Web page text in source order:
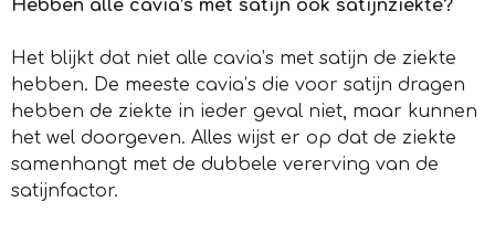
Hebben alle cavia’s met satijn ook satijnziekte?
Het blijkt dat niet alle cavia’s met satijn de ziekte
hebben. De meeste cavia’s die voor satijn dragen
hebben de ziekte in ieder geval niet, maar kunnen
het wel doorgeven. Alles wijst er op dat de ziekte
samenhangt met de dubbele vererving van de
satijnfactor.